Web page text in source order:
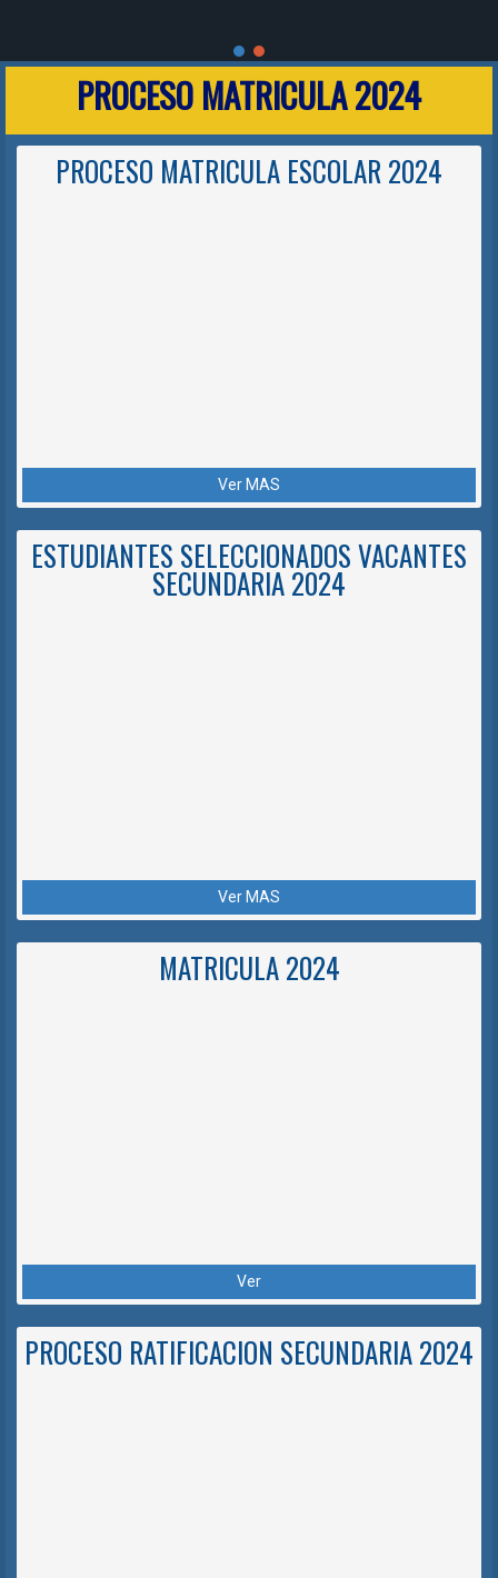
PROCESO MATRICULA 2024
PROCESO MATRICULA ESCOLAR 2024
Ver MAS
ESTUDIANTES SELECCIONADOS VACANTES
SECUNDARIA 2024
Ver MAS
MATRICULA 2024
Ver
PROCESO RATIFICACION SECUNDARIA 2024